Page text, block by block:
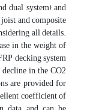
dual system) and
and composite
all details.
in the weight of
decking system
in the CO2
are provided for
coefficient of